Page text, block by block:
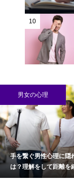
10
男女の心理
手を繋ぐ男性心理に隠
は？理解をして距離を